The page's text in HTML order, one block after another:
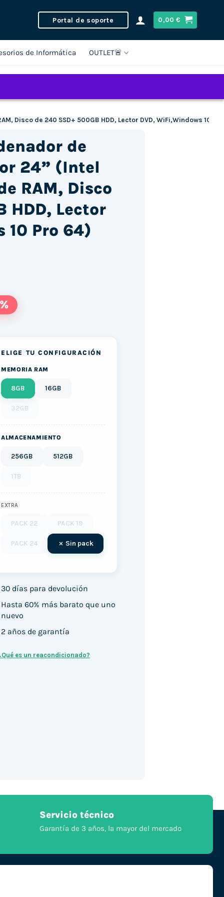
Portal de soporte 0,00€
de Informática OUTLET🚨
Disco de 240 SSD+ 500GB HDD, Lector DVD, WiFi,Windows 10
de
24” (Intel
RAM, Disco
HDD, Lector
10 Pro 64)
+ Monitor 24'' (Intel Core i5-3470, 8GB
ELIGE TU CONFIGURACIÓN
MEMORIA RAM
8GB 16GB
32GB
ALMACENAMIENTO
256GB 512GB
1TB
EXTRA
PACK 22 PACK 19
PACK 24 Sin pack
30 días para devolución
Hasta 60% más barato que uno
nuevo
2 años de garantía
es un reacondicionado?
Servicio técnico
Garantía de 3 años, la mayor del mercado